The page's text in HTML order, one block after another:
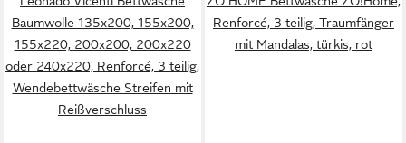
Baumwolle 135x200, 155x200,
155x220, 200x200, 200x220
oder 240x220, Renforcé, 3 teilig,
Wendebettwäsche Streifen mit
Reißverschluss
Renforcé, 3 teilig, Traumfänger
mit Mandalas, türkis, rot